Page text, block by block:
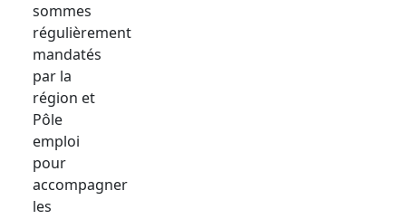
sommes
régulièrement
mandatés
par la
région et
Pôle
emploi
pour
accompagner
les